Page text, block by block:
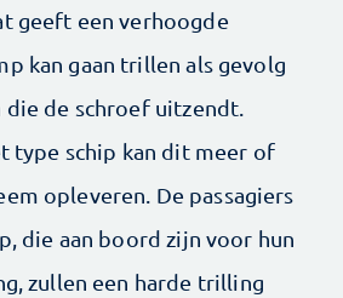
geeft een verhoogde
kan gaan trillen als gevolg
de schroef uitzendt.
type schip kan dit meer of
opleveren. De passagiers
die aan boord zijn voor hun
zullen een harde trilling